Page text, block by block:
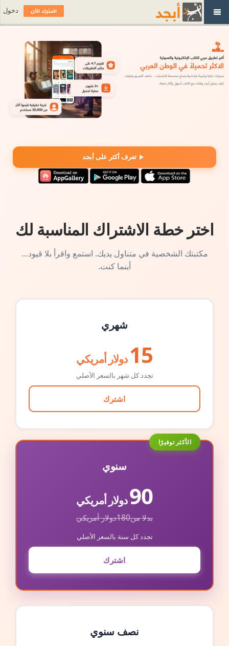
تعرف أكثر على أبجد
اختر خطة الاشتراك المناسبة لك
مكتبتك الشخصية في متناول يديك. استمع واقرأ بلا قيود…
أينما كنت.
شهري
15 دولار أمريكي
تجدد كل شهر بالسعر الأصلي
اشترك
الأكثر توفيرًا
سنوي
90دولار أمريكي
بدلا من180دولار أمريكي
تجدد كل سنة بالسعر الأصلي
اشترك
نصف سنوي
اشترك الآن دخول